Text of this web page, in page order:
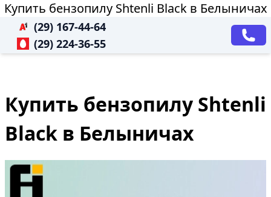
Купить бензопилу Shtenli Black в Белыничах
(29) 167-44-64
(29) 224-36-55
Купить бензопилу Shtenli
Black в Белыничах